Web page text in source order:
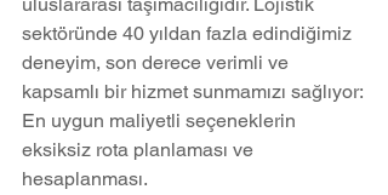
sektöründe 40 yıldan fazla edindiğimiz
deneyim, son derece verimli ve
kapsamlı bir hizmet sunmamızı sağlıyor:
En uygun maliyetli seçeneklerin
eksiksiz rota planlaması ve
hesaplanması.